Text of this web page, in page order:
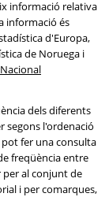
informació relativa
informació és
d'Europa,
de Noruega i
dels diferents
segons l'ordenació
pot fer una consulta
freqüència entre
al conjunt de
i per comarques,